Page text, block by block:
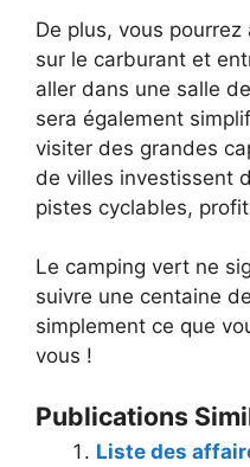
De plus, vous
sur le carburant et
aller dans une salle
sera également
visiter des grandes
de villes investissent
pistes cyclables,
Le camping vert ne
suivre une centaine
simplement ce que
vous !
Publications
Liste des